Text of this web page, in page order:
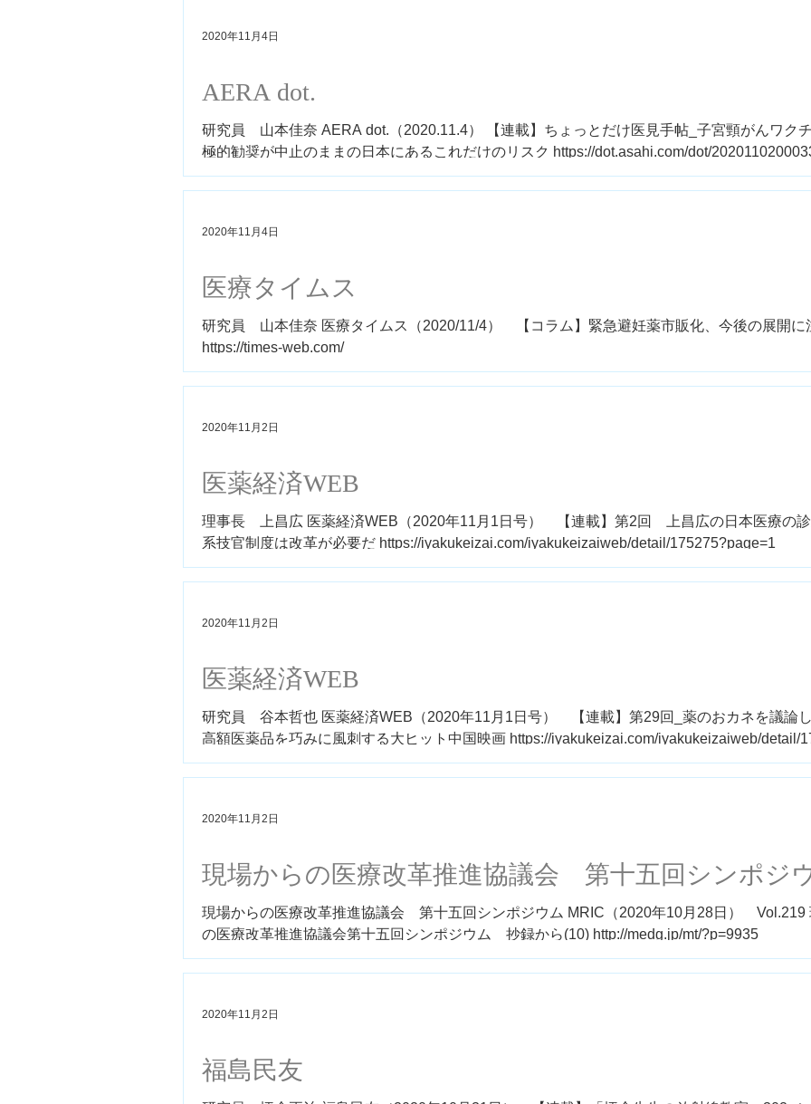
AERA dot.
研究員 山本佳奈 AERA dot.（2020.11.4） 【連載】ちょっとだけ医見手帖_子宮頸がんワク
極的勧奨が中止のままの日本にあるこれだけのリスク https://dot.asahi.com/dot/
page=1...
2020年11月4日
医療タイムス
研究員 山本佳奈 医療タイムス（2020/11/4） 【コラム】緊急避妊薬市販化、今後の展開に
https://times-web.com/
2020年11月4日
医薬経済WEB
理事長 上昌広 医薬経済WEB（2020年11月1日号） 【連載】第2回 上昌広の日本医療の
系技官制度は改革が必要だ https://iyakukeizai.com/iyakukeizaiweb/detail/175275?page=1
2020年11月2日
医薬経済WEB
研究員 谷本哲也 医薬経済WEB（2020年11月1日号） 【連載】第29回_薬のおカネを議論
高額医薬品を巧みに風刺する大ヒット中国映画 https://iyakukeizai.com/iyakukeizaiweb/detail/
2020年11月2日
現場からの医療改革推進協議会 第十五回シンポジ
現場からの医療改革推進協議会 第十五回シンポジウム MRIC（2020年10月28日） Vol.219
の医療改革推進協議会第十五回シンポジウム 抄録から(10) http://medg.jp/mt/?p=9935
2020年11月2日
福島民友
2020年11月2日